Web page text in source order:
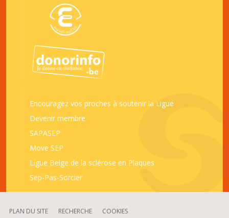
Encouragez vos proches à soutenir la Ligue
Devenir membre
SAPASEP
Move SEP
Ligue Belge de la sclérose en Plaques
Sep-Pas-Sorcier
PLAN DU SITE RECHERCHE COOKIES